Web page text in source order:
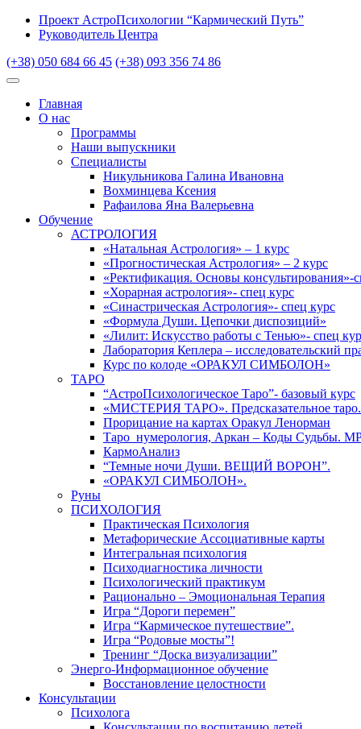
Проект АстроПсихологии “Кармический Путь”
Руководитель Центра
(+38) 050 684 66 45 (+38) 093 356 74 86
Главная
О нас
Программы
Наши выпускники
Специалисты
Никульникова Галина Ивановна
Вохминцева Ксения
Рафаилова Яна Валерьевна
Обучение
АСТРОЛОГИЯ
«Натальная Астрология» – 1 курс
«Прогностическая Астрология» – 2 курс
«Ректификация. Основы консультирования»-
«Хорарная астрология»- спец курс
«Синастрическая Астрология»- спец курс
«Формула Души. Цепочки диспозиций»
«Лилит: Искусство работы с Тенью»- спец
Лаборатория Кеплера – исследовательский
Курс по колоде «ОРАКУЛ СИМБОЛОН»
ТАРО
“АстроПсихологическое Таро”- базовый курс
«МИСТЕРИЯ ТАРО». Предсказательное таро.
Прорицание на картах Оракул Ленорман
Таро_нумерология, Аркан – Коды Судьбы.
КармоАнализ
“Темные ночи Души. ВЕЩИЙ ВОРОН”.
«ОРАКУЛ СИМБОЛОН».
Руны
ПСИХОЛОГИЯ
Практическая Психология
Метафорические Ассоциативные карты
Интегральная психология
Психодиагностика личности
Психологический практикум
Рационально – Эмоциональная Терапия
Игра “Дороги перемен”
Игра “Кармическое путешествие”.
Игра “Родовые мосты”!
Тренинг “Доска визуализации”
Энерго-Информационное обучение
Восстановление целостности
Консультации
Психолога